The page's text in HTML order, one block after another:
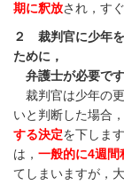
期に釈放され，す
２ 裁判官に少年
ために，
弁護士が必要です
裁判官は少年の
いと判断した場合
する決定を下しま
は， 一般的に4週間
てしまいますが，